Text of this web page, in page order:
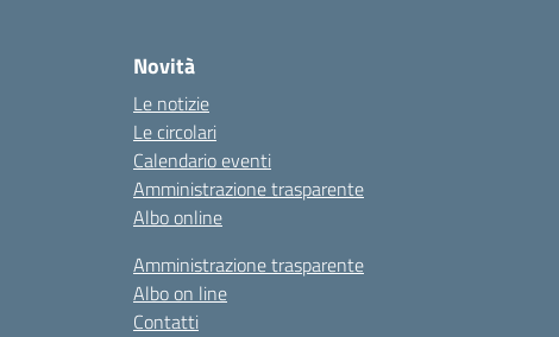
Novità
Le notizie
Le circolari
Calendario eventi
Amministrazione trasparente
Albo online
Amministrazione trasparente
Albo on line
Contatti